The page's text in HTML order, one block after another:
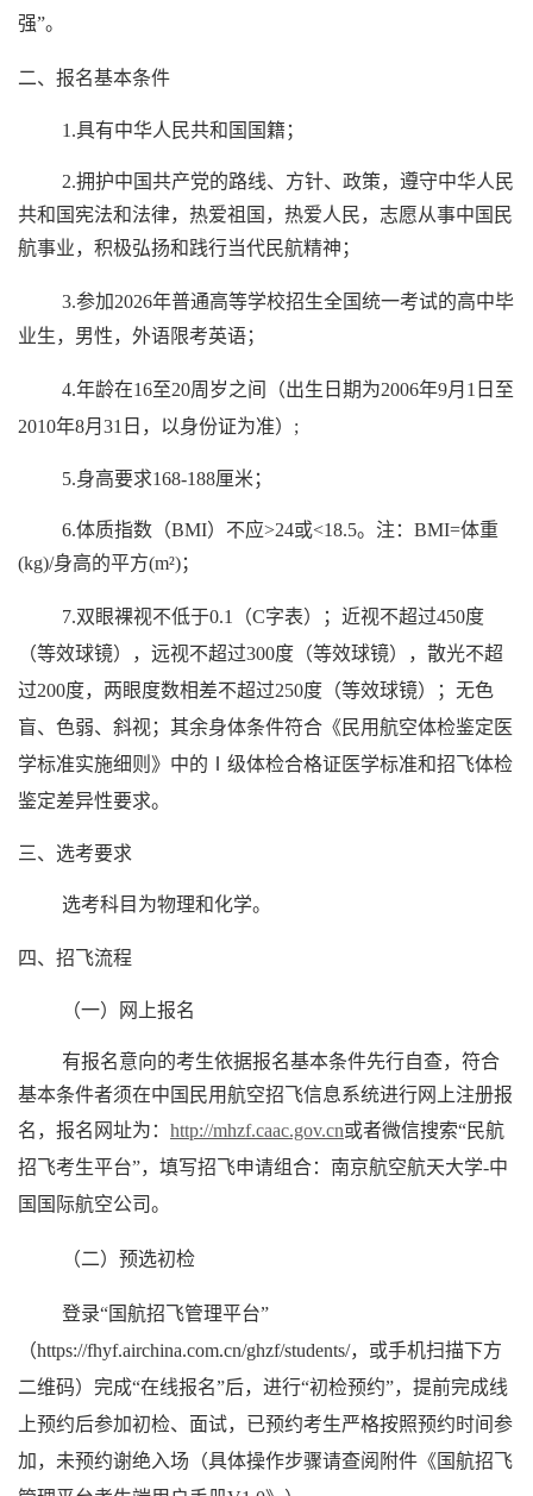
强”。
二、 报名基本条件
1.具有中华人民共和国国籍；
2.拥护中国共产党的路线、方针、政策，遵守中华人民
共和国宪法和法律，热爱祖国，热爱人民，志愿从事中国民
航事业，积极弘扬和践行当代民航精神；
3.参加2026年普通高等学校招生全国统一考试的高中毕
业生，男性，外语限考英语；
4.年龄在16至20周岁之间（出生日期为2006年9月 1 日至
2010年8月 31 日，以身份证为准） ;
5.身高要求168-188厘米；
6.体质指数（BMI）不应>24或<18.5。注：BMI=体重
(kg)/身高的平方(m²)；
7.双眼裸视不低于0.1 （C字表） ；近视不超过450度
（等效球镜） ，远视不超过300度 （等效球镜）
，散光不超
过200度，两眼度数相差不超过250度 （等效球镜）
；无色
盲、色弱、斜视；其余身体条件符合《民用航空体检鉴定医
学标准实施细则》中的Ⅰ级体检合格证医学标准和招飞体检
鉴定差异性要求。
三、选考要求
选考科目为物理和化学。
四、 招飞流程
（一）网上报名
有报名意向的考生依据报名基本条件先行自查，符合
基本条件者须在中国民用航空招飞信息系统进行网上注册报
名，报名网址为： http://mhzf.caac.gov.cn或者微信搜索“民航
招飞考生平台”， 填写招飞申请组合：南京航空航天大学-中
国国际航空公司。
（二）预选初检
登录“国航招飞管理平台”
（https://fhyf.airchina.com.cn/ghzf/students/，或手机扫描下方
二维码）完成“在线报名”后，进行“初检预约”，提前完成线
上预约后参加初检、面试，已预约考生严格按照预约时间参
加，未预约谢绝入场（具体操作步骤请查阅附件《国航招飞